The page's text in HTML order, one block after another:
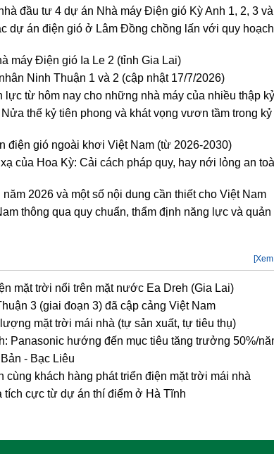
đầu tư 4 dự án Nhà máy Điện gió Kỳ Anh 1, 2, 3
dự án điện gió ở Lâm Đồng chồng lấn với quy hoạch
máy Điện gió Ia Le 2 (tỉnh Gia Lai)
Ninh Thuận 1 và 2 (cập nhật 17/7/2026)
từ hôm nay cho những nhà máy của nhiều thập
thế kỷ tiên phong và khát vọng vươn tầm trong kỷ
điện gió ngoài khơi Việt Nam (từ 2026-2030)
của Hoa Kỳ: Cải cách pháp quy, hay nới lỏng an
2026 và một số nội dung cần thiết cho Việt Nam
thông qua quy chuẩn, thẩm định năng lực và quản
mặt trời nổi trên mặt nước Ea Dreh (Gia Lai)
3 (giai đoạn 3) đã cập cảng Việt Nam
mặt trời mái nhà (tự sản xuất, tự tiêu thụ)
Panasonic hướng đến mục tiêu tăng trưởng 50%/
- Bạc Liêu
khách hàng phát triển điện mặt trời mái nhà
cực từ dự án thí điểm ở Hà Tĩnh